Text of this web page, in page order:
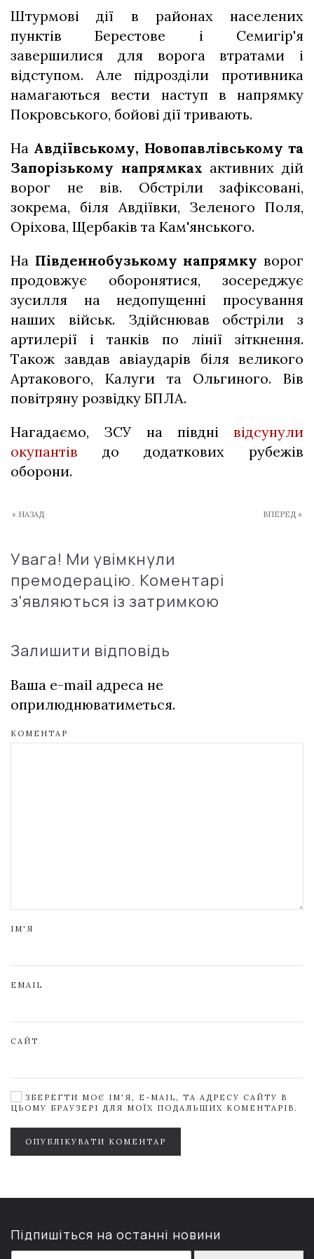
Штурмові дії в районах населених
пунктів Берестове і Семигір'я
завершилися для ворога втратами і
відступом. Але підрозділи противника
намагаються вести наступ в напрямку
Покровського, бойові дії тривають.
На Авдіївському, Новопавлівському та
Запорізькому напрямках активних дій
ворог не вів. Обстріли зафіксовані,
зокрема, біля Авдіївки, Зеленого Поля,
Оріхова, Щербаків та Кам'янського.
На Південнобузькому напрямку ворог
продовжує оборонятися, зосереджує
зусилля на недопущенні просування
наших військ. Здійснював обстріли з
артилерії і танків по лінії зіткнення.
Також завдав авіаударів біля великого
Артакового, Калуги та Ольгиного. Вів
повітряну розвідку БПЛА.
Нагадаємо, ЗСУ на півдні відсунули
окупантів до додаткових рубежів
оборони.
« НАЗАД ВПЕРЕД »
Увага! Ми увімкнули
премодерацію. Коментарі
з'являються із затримкою
Залишити відповідь
Ваша e-mail адреса не
оприлюднюватиметься.
КОМЕНТАР
ІМ'Я
EMAIL
САЙТ
ЗБЕРЕГТИ МОЄ ІМ'Я, E-MAIL, ТА АДРЕСУ САЙТУ В
ЦЬОМУ БРАУЗЕРІ ДЛЯ МОЇХ ПОДАЛЬШИХ КОМЕНТАРІВ.
ОПУБЛІКУВАТИ КОМЕНТАР
Підпишіться на останні новини